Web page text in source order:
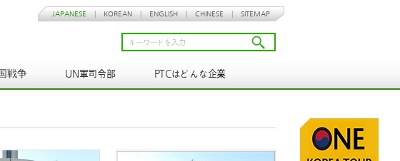
JAPANESE KOREAN ENGLISH CHINESE SITEMAP
戦争 UN軍司令部 PTCはどんな企業